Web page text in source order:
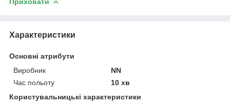
Характеристики
Основні атрибути
Виробник
NN
Час польоту
10 хв
Користувальницькі характеристики